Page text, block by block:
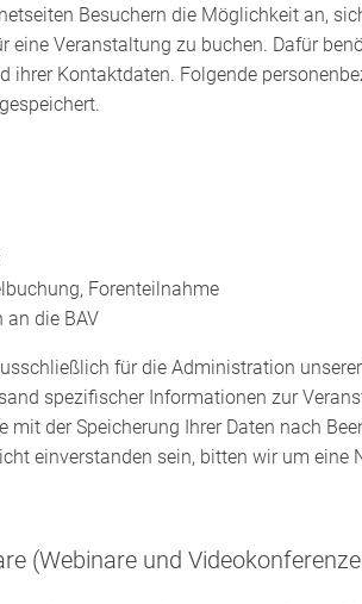
Besuchern die Möglichkeit an,
eine Veranstaltung zu buchen. Dafür
ihrer Kontaktdaten. Folgende
Forenteilnahme
die BAV
für die Administration
spezifischer Informationen zur
mit der Speicherung Ihrer Daten nach
einverstanden sein, bitten wir um eine
(Webinare und